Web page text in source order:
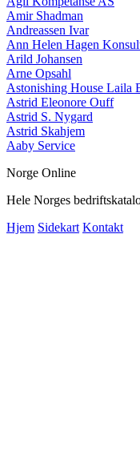
Amir Shadman
Andreassen Ivar
Ann Helen Hagen
Arild Johansen
Arne Opsahl
Astonishing House Laila
Astrid Eleonore Ouff
Astrid S. Nygard
Astrid Skahjem
Aaby Service
Norge Online
Hele Norges
Hjem Sidekart Kontakt